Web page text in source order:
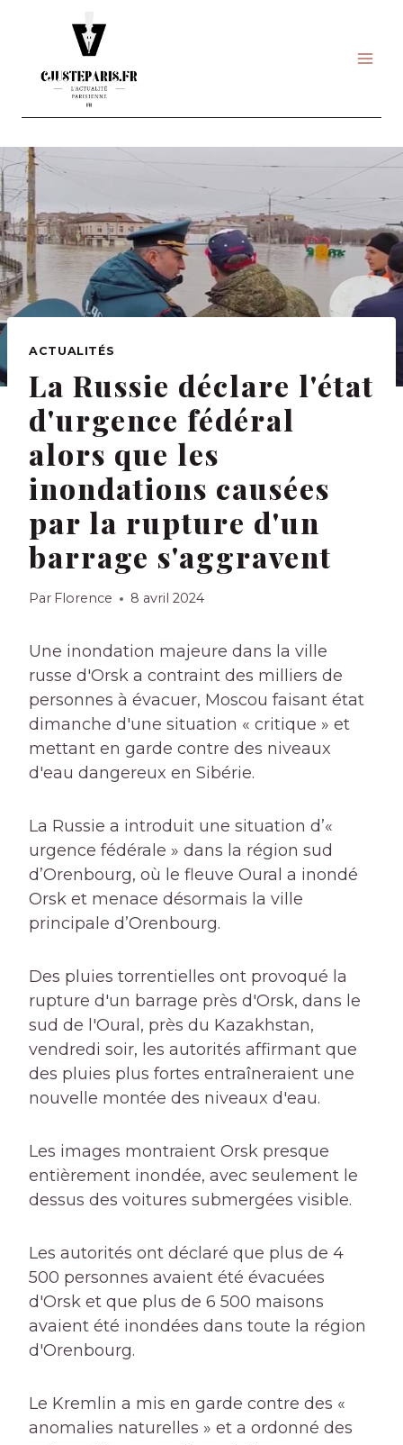
ACTUALITÉS
La Russie déclare l'état
d'urgence fédéral
alors que les
inondations causées
par la rupture d'un
barrage s'aggravent
Par Florence 8 avril 2024
Une inondation majeure dans la ville
russe d'Orsk a contraint des milliers de
personnes à évacuer, Moscou faisant état
dimanche d'une situation « critique » et
mettant en garde contre des niveaux
d'eau dangereux en Sibérie.
La Russie a introduit une situation d’«
urgence fédérale » dans la région sud
d’Orenbourg, où le fleuve Oural a inondé
Orsk et menace désormais la ville
principale d’Orenbourg.
Des pluies torrentielles ont provoqué la
rupture d'un barrage près d'Orsk, dans le
sud de l'Oural, près du Kazakhstan,
vendredi soir, les autorités affirmant que
des pluies plus fortes entraîneraient une
nouvelle montée des niveaux d'eau.
Les images montraient Orsk presque
entièrement inondée, avec seulement le
dessus des voitures submergées visible.
Les autorités ont déclaré que plus de 4
500 personnes avaient été évacuées
d'Orsk et que plus de 6 500 maisons
avaient été inondées dans toute la région
d'Orenbourg.
Le Kremlin a mis en garde contre des «
anomalies naturelles » et a ordonné des